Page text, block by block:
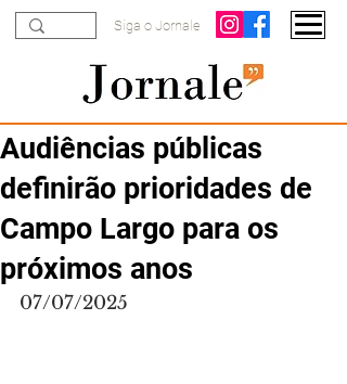
Siga o Jornale
Audiências públicas
definirão prioridades de
Campo Largo para os
próximos anos
07/07/2025